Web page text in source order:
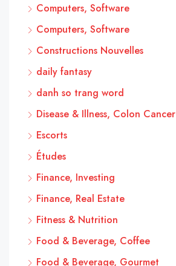
Computers, Software
Computers, Software
Constructions Nouvelles
daily fantasy
danh so trang word
Disease & Illness, Colon Cancer
Escorts
Études
Finance, Investing
Finance, Real Estate
Fitness & Nutrition
Food & Beverage, Coffee
Food & Beverage, Gourmet